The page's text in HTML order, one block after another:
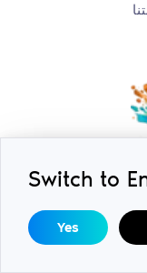
Switch to
Yes